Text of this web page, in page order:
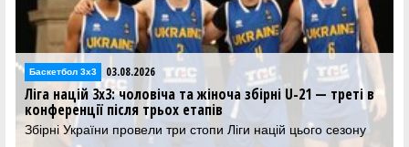
Баскетбол 3х3 03.08.2026
Ліга націй 3х3: чоловіча та жіноча збірні U-21 — треті в
конференції після трьох етапів
Збірні України провели три стопи Ліги націй цього сезону